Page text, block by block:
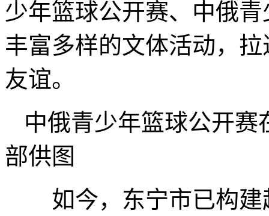
少年篮球公开赛、中俄
丰富多样的文体活动，
友谊。
中俄青少年篮球公开
部供图
如今，东宁市已构建